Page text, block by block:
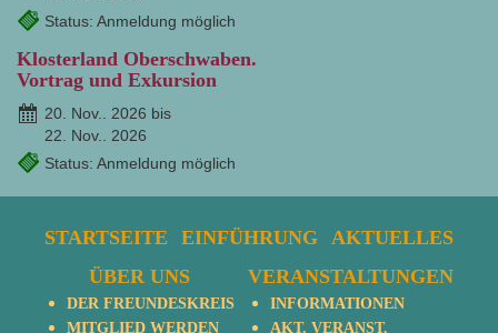
Status: Anmeldung möglich
Klosterland Oberschwaben.
Vortrag und Exkursion
20. Nov.. 2026 bis
22. Nov.. 2026
Status: Anmeldung möglich
STARTSEITE EINFÜHRUNG
AKTUELLES
ÜBER UNS
DER FREUNDESKREIS
MITGLIED WERDEN
VERANSTALTUNGEN
INFORMATIONEN
AKT. VERANST.